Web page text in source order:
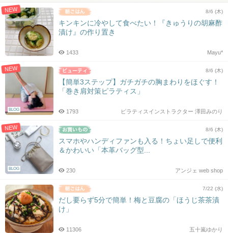
NEW 8/6 (木)
キンキンに冷やして食べたい！『きゅうりの胡麻酢
漬け』の作り置き
Mayu*
1433
NEW
BLOG
8/6 (木)
【簡単3ステップ】ガチガチの胸まわりをほぐす！
「巻き肩対策ピラティス」
ピラティスインストラクター 澤田みのり
1793
NEW
BLOG
8/6 (木)
スマホやハンディファンも入る！ちょい足しで便利
＆かわいい「本革バッグ型...
アンジェ web shop
230
7/22 (水)
だし要らず5分で簡単！梅と豆腐の「ほうじ茶茶漬
け」
五十嵐ゆかり
11306